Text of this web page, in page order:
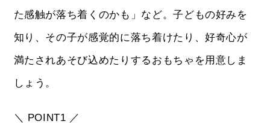
た感触が落ち着くのかも」など。子どもの好みを
知り、その子が感覚的に落ち着けたり、好奇心が
満たされあそび込めたりするおもちゃを用意しま
しょう。
＼ POINT1 ／